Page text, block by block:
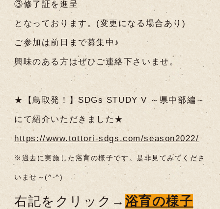
③修了証を進呈
となっております。(変更になる場合あり)
ご参加は前日まで募集中♪
興味のある方はぜひご連絡下さいませ。
★【鳥取発！】SDGs STUDY V ～県中部編～
にて紹介いただきました★
https://www.tottori-sdgs.com/season2022/
※過去に実施した浴育の様子です。是非見てみてくださ
いませ～(^-^)
右記をクリック→ 浴育の様子